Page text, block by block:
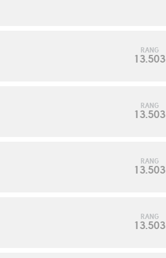
RANG
13.503
RANG
13.503
RANG
13.503
RANG
13.503